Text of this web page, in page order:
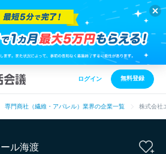
ログイン 無料登録
専門商社（繊維・アパレル）業界の企業一覧 株式会社
ル海渡